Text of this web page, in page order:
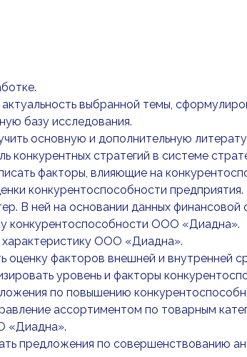
выбранной темы,
базу исследования.
основную и дополнительную
конкурентных стратегий в системе
факторы, влияющие на
конкурентоспособности предприятия.
В ней на основании данных финансовой
конкурентоспособности ООО «Диадна».
ООО «Диадна».
оценку факторов внешней и внутренней
уровень и факторы
по повышению
ассортиментом по товарным
«Диадна».
предложения по совершенствованию